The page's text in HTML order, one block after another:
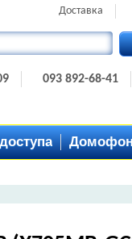
Доставка
093 892-68-41